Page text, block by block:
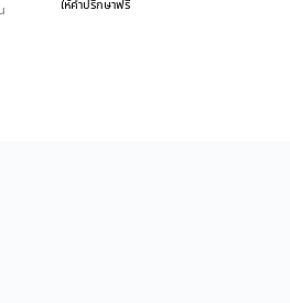
ให้คำปรึกษาฟรี